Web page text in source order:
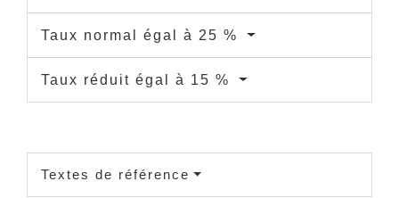
Taux normal égal à 25 %
Taux réduit égal à 15 %
Textes de référence